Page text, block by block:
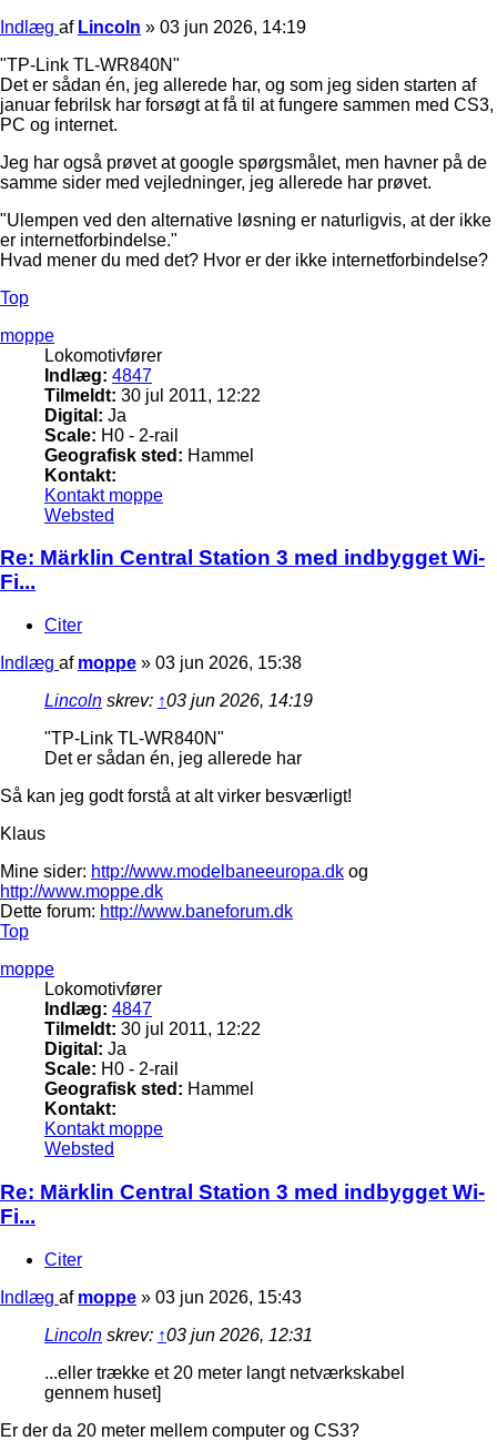
Indlæg af Lincoln » 03 jun 2026, 14:19
"TP-Link TL-WR840N"
Det er sådan én, jeg allerede har, og som jeg siden starten af
januar febrilsk har forsøgt at få til at fungere sammen med CS3,
PC og internet.
Jeg har også prøvet at google spørgsmålet, men havner på de
samme sider med vejledninger, jeg allerede har prøvet.
"Ulempen ved den alternative løsning er naturligvis, at der ikke
er internetforbindelse."
Hvad mener du med det? Hvor er der ikke internetforbindelse?
Top
moppe
Lokomotivfører
Indlæg: 4847
Tilmeldt: 30 jul 2011, 12:22
Digital: Ja
Scale: H0 - 2-rail
Geografisk sted: Hammel
Kontakt:
Kontakt moppe
Websted
Re: Märklin Central Station 3 med indbygget Wi-
Fi...
Citer
Indlæg af moppe » 03 jun 2026, 15:38
Lincoln skrev: ↑03 jun 2026, 14:19
"TP-Link TL-WR840N"
Det er sådan én, jeg allerede har
Så kan jeg godt forstå at alt virker besværligt!
Klaus
Mine sider: http://www.modelbaneeuropa.dk og
http://www.moppe.dk
Dette forum: http://www.baneforum.dk
Top
moppe
Lokomotivfører
Indlæg: 4847
Tilmeldt: 30 jul 2011, 12:22
Digital: Ja
Scale: H0 - 2-rail
Geografisk sted: Hammel
Kontakt:
Kontakt moppe
Websted
Re: Märklin Central Station 3 med indbygget Wi-
Fi...
Citer
Indlæg af moppe » 03 jun 2026, 15:43
Lincoln skrev: ↑03 jun 2026, 12:31
...eller trække et 20 meter langt netværkskabel
gennem huset]
Er der da 20 meter mellem computer og CS3?